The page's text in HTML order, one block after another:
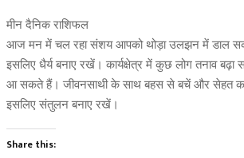
मीन दैनिक राशिफल
आज मन में चल रहा संशय आपको थोड़ा उलझन में डाल
इसलिए धैर्य बनाए रखें। कार्यक्षेत्र में कुछ लोग तनाव
आ सकते हैं। जीवनसाथी के साथ बहस से बचें और सेहत का
इसलिए संतुलन बनाए रखें।
Share this: